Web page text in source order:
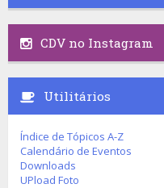
CDV no Instagram
Utilitários
Índice de Tópicos A-Z
Calendário de Eventos
Downloads
UPload Foto